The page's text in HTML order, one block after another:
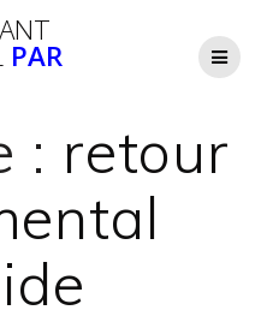
PAR
: retour